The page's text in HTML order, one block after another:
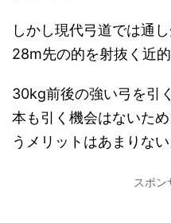
しかし現代弓道では通
28m先の的を射抜く近的
30kg前後の強い弓を引
本も引く機会はないた
うメリットはあまりない
スポン